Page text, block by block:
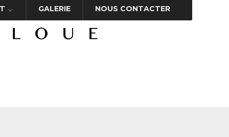
GALERIE NOUS CONTACTER